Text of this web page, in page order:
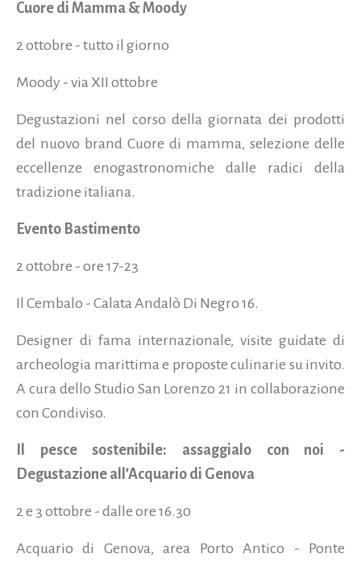
Cuore di Mamma & Moody
2 ottobre - tutto il giorno
Moody - via XII ottobre
Degustazioni nel corso della giornata dei prodotti
del nuovo brand Cuore di mamma, selezione delle
eccellenze enogastronomiche dalle radici della
tradizione italiana.
Evento Bastimento
2 ottobre - ore 17-23
Il Cembalo - Calata Andalò Di Negro 16.
Designer di fama internazionale, visite guidate di
archeologia marittima e proposte culinarie su invito.
A cura dello Studio San Lorenzo 21 in collaborazione
con Condiviso.
Il pesce sostenibile: assaggialo con noi -
Degustazione all’Acquario di Genova
2 e 3 ottobre - dalle ore 16.30
Acquario di Genova, area Porto Antico - Ponte